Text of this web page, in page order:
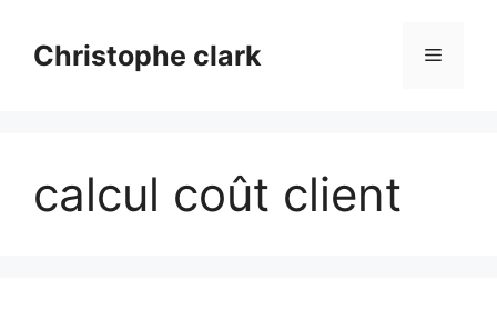
contenuChristophe clark Menu
calcul coût client